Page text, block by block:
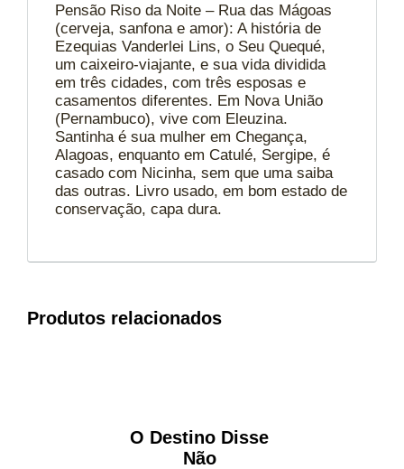
Pensão Riso da Noite – Rua das Mágoas
(cerveja, sanfona e amor): A história de
Ezequias Vanderlei Lins, o Seu Quequé,
um caixeiro-viajante, e sua vida dividida
em três cidades, com três esposas e
casamentos diferentes. Em Nova União
(Pernambuco), vive com Eleuzina.
Santinha é sua mulher em Chegança,
Alagoas, enquanto em Catulé, Sergipe, é
casado com Nicinha, sem que uma saiba
das outras. Livro usado, em bom estado de
conservação, capa dura.
Produtos relacionados
O Destino Disse
Não